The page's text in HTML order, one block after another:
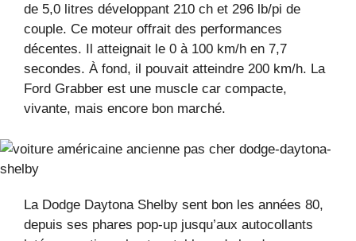
de 5,0 litres développant 210 ch et 296 lb/pi de
couple. Ce moteur offrait des performances
décentes. Il atteignait le 0 à 100 km/h en 7,7
secondes. À fond, il pouvait atteindre 200 km/h. La
Ford Grabber est une muscle car compacte,
vivante, mais encore bon marché.
La Dodge Daytona Shelby sent bon les années 80,
depuis ses phares pop-up jusqu’aux autocollants